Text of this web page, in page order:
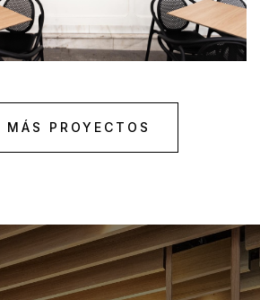
la Barra
MÁS PROYECTOS